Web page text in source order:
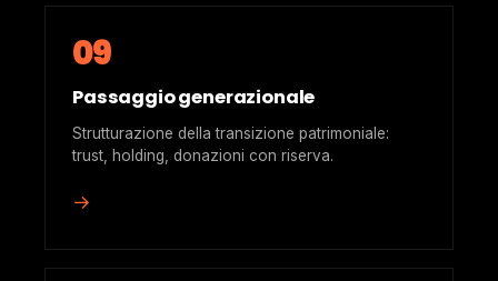
09
Passaggio generazionale
Strutturazione della transizione patrimoniale:
trust, holding, donazioni con riserva.
→